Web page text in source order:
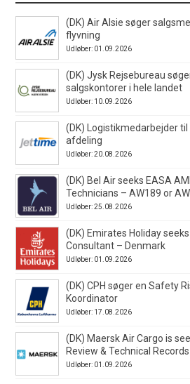
(DK) Air Alsie søger
flyvning
Udløber: 01.09.2026
(DK) Jysk Rejsebureau
salgskontorer i hele landet
Udløber: 10.09.2026
(DK) Logistikmedarbejder
afdeling
Udløber: 20.08.2026
(DK) Bel Air seeks EASA
Technicians – AW189 or
Udløber: 25.08.2026
(DK) Emirates Holiday
Consultant – Denmark
Udløber: 01.09.2026
(DK) CPH søger en Safety
Koordinator
Udløber: 17.08.2026
(DK) Maersk Air Cargo is
Review & Technical
Udløber: 01.09.2026